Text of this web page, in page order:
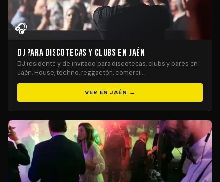
🎧
DJ para Discotecas y Clubs en Jaén
DJ residente y de invitado para discotecas, clubs y bares en
Jaén. House, techno, reggaetón, comerci…
VER EN JAÉN →